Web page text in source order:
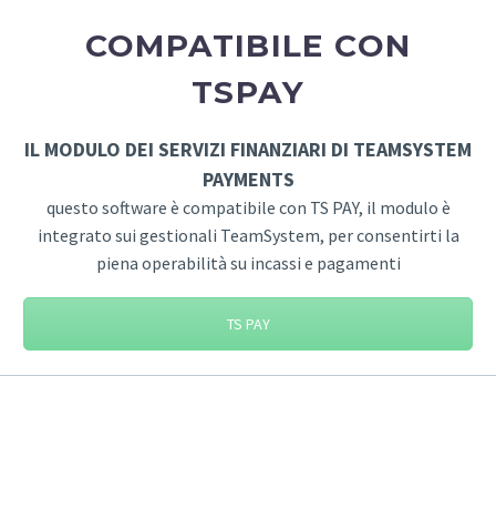
COMPATIBILE CON
TSPAY
IL MODULO DEI SERVIZI FINANZIARI DI TEAMSYSTEM
PAYMENTS
questo software è compatibile con TS PAY, il modulo è
integrato sui gestionali TeamSystem, per consentirti la
piena operabilità su incassi e pagamenti
TS PAY